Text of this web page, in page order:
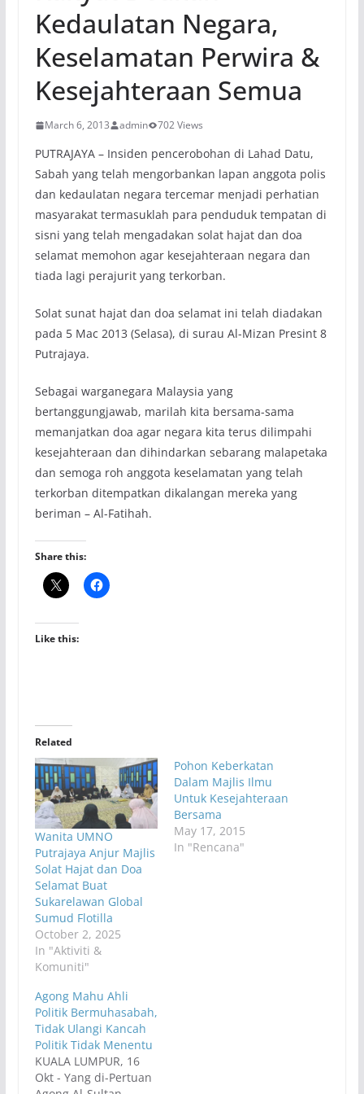
Kedaulatan Negara,
Keselamatan Perwira &
Kesejahteraan Semua
March 6, 2013 admin 702 Views
PUTRAJAYA – Insiden pencerobohan di Lahad Datu,
Sabah yang telah mengorbankan lapan anggota polis
dan kedaulatan negara tercemar menjadi perhatian
masyarakat termasuklah para penduduk tempatan di
sisni yang telah mengadakan solat hajat dan doa
selamat memohon agar kesejahteraan negara dan
tiada lagi perajurit yang terkorban.
Solat sunat hajat dan doa selamat ini telah diadakan
pada 5 Mac 2013 (Selasa), di surau Al-Mizan Presint 8
Putrajaya.
Sebagai warganegara Malaysia yang
bertanggungjawab, marilah kita bersama-sama
memanjatkan doa agar negara kita terus dilimpahi
kesejahteraan dan dihindarkan sebarang malapetaka
dan semoga roh anggota keselamatan yang telah
terkorban ditempatkan dikalangan mereka yang
beriman – Al-Fatihah.
Share this:
Like this:
Related
Wanita UMNO
Putrajaya Anjur Majlis
Solat Hajat dan Doa
Selamat Buat
Sukarelawan Global
Sumud Flotilla
October 2, 2025
In "Aktiviti &
Komuniti"
Pohon Keberkatan
Dalam Majlis Ilmu
Untuk Kesejahteraan
Bersama
May 17, 2015
In "Rencana"
Agong Mahu Ahli
Politik Bermuhasabah,
Tidak Ulangi Kancah
Politik Tidak Menentu
KUALA LUMPUR, 16
Okt - Yang di-Pertuan